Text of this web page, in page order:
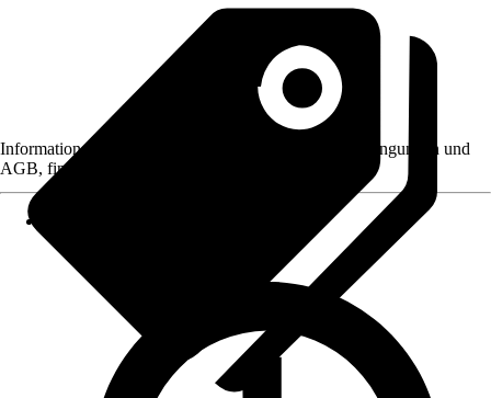
Informationen des Verkäufers, wie z. B. Rückgabebedingungen und
AGB, finden Sie bei Klick auf den Verkäufernamen.